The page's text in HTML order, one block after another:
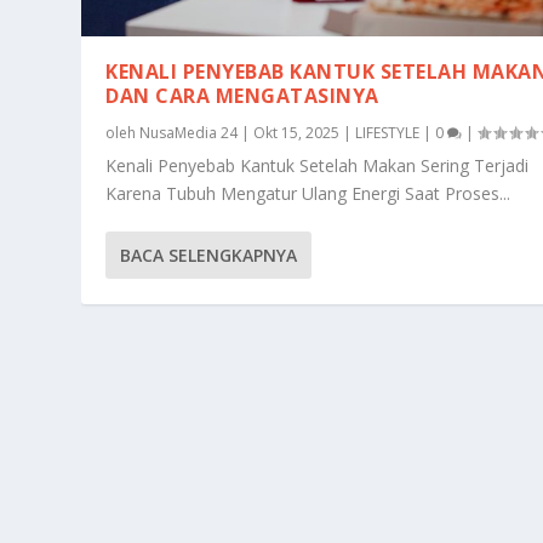
KENALI PENYEBAB KANTUK SETELAH
DAN CARA MENGATASINYA
oleh NusaMedia 24| Okt 15, 2025 LIFESTYLE 0 |
Kenali Penyebab Kantuk Setelah Makan Sering Terjadi
Karena Tubuh Mengatur Ulang Energi Saat Proses...
BACA SELENGKAPNYA